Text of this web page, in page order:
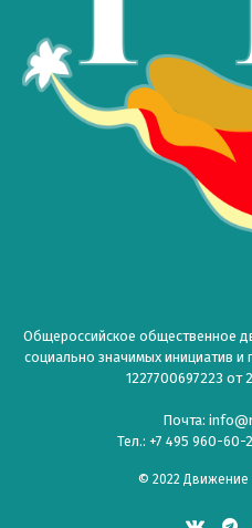
Общероссийское общественное
социально значимых инициатив
1227700697223 от
Почта:
Тел.: +7 495 960-60-
© 2022 Движение